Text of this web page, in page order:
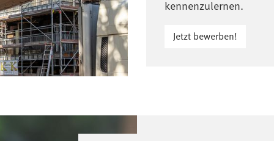
kennenzulernen.
Jetzt bewerben!